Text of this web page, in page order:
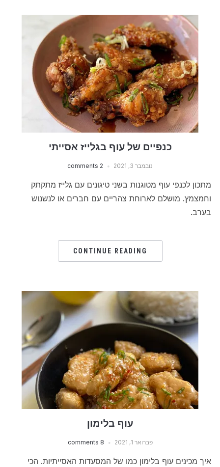
כנפיים של עוף בגלייז אסייתי
נובמבר 3, 2021 2 comments
מתכון לכנפי עוף מטוגנות בשני טיגונים עם גלייז מתקתק
וחמצמץ. מושלם לארוחת צהריים עם חברים או לנשנוש
בערב.
CONTINUE READING
עוף בלימון
פברואר 1, 2021 8 comments
איך מכינים עוף בלימון כמו של המסעדות האסייתיות. הכי